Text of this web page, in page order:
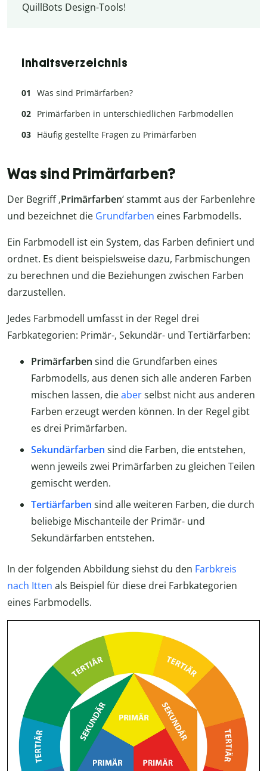
QuillBots Design-Tools!
Inhaltsverzeichnis
Was sind Primärfarben?
Primärfarben in unterschiedlichen Farbmodellen
Häufig gestellte Fragen zu Primärfarben
Was sind Primärfarben?
Der Begriff ‚Primärfarben‘ stammt aus der Farbenlehre
und bezeichnet die Grundfarben eines Farbmodells.
Ein Farbmodell ist ein System, das Farben definiert und
ordnet. Es dient beispielsweise dazu, Farbmischungen
zu berechnen und die Beziehungen zwischen Farben
darzustellen.
Jedes Farbmodell umfasst in der Regel drei
Farbkategorien: Primär-, Sekundär- und Tertiärfarben:
Primärfarben sind die Grundfarben eines
Farbmodells, aus denen sich alle anderen Farben
mischen lassen, dieaberselbst nicht aus anderen
Farben erzeugt werden können. In der Regel gibt
es drei Primärfarben.
Sekundärfarben sind die Farben, die entstehen,
wenn jeweils zwei Primärfarben zu gleichen Teilen
gemischt werden.
Tertiärfarben sind alle weiteren Farben, die durch
beliebige Mischanteile der Primär- und
Sekundärfarben entstehen.
In der folgenden Abbildung siehst du den Farbkreis
nach Itten als Beispiel für diese drei Farbkategorien
eines Farbmodells.